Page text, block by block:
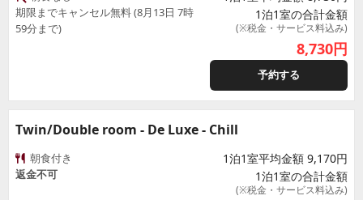
期限までキャンセル無料 (8月13日 7時
59分まで)
1泊1室の合計金額
(※税金・サービス料込み)
8,730円
予約する
Twin/Double room - De Luxe - Chill
朝食付き
返金不可
1泊1室平均金額 9,170円
1泊1室の合計金額
(※税金・サービス料込み)